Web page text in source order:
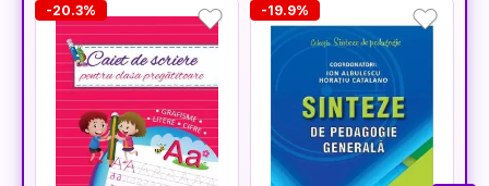
-20.3% -19.9%